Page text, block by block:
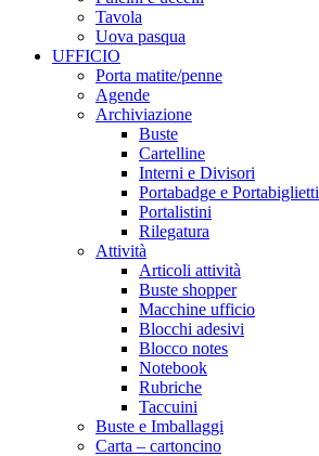
Tavola
Uova pasqua
UFFICIO
Porta matite/penne
Agende
Archiviazione
Buste
Cartelline
Interni e Divisori
Portabadge e Portabiglietti
Portalistini
Rilegatura
Attività
Articoli attività
Buste shopper
Macchine ufficio
Blocchi adesivi
Blocco notes
Notebook
Rubriche
Taccuini
Buste e Imballaggi
Carta – cartoncino